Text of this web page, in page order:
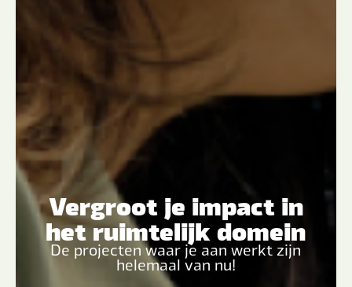
Vergroot je impact in
het ruimtelijk domein
De projecten waar je aan werkt zijn
helemaal van nu!